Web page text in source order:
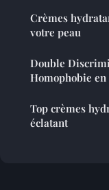
Crèmes
votre peau
Double
Homophobie
Top crèmes
éclatant